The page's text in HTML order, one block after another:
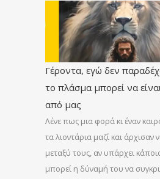
Γέροντα, εγώ δεν
το πλάσμα μπορεί να
από μας
Λένε πως μια φορά κι έναν
τα λιοντάρια μαζί και άρχισαν
μεταξύ τους, αν υπάρχει
μπορεί η δύναμή του να